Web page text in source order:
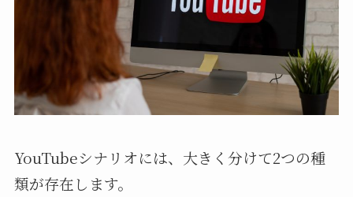
YouTubeシナリオには、大きく分けて2つの種
類が存在します。